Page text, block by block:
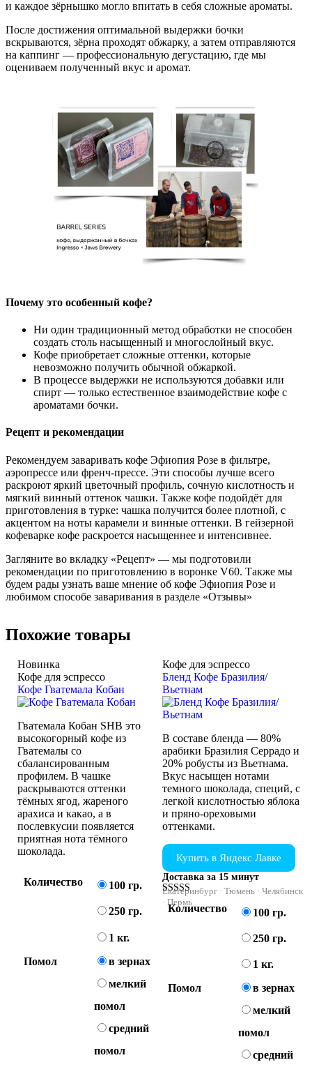
и каждое зёрнышко могло впитать в себя сложные ароматы.
После достижения оптимальной выдержки бочки
вскрываются, зёрна проходят обжарку, а затем отправляются
на каппинг — профессиональную дегустацию, где мы
оцениваем полученный вкус и аромат.
Почему это особенный кофе?
Ни один традиционный метод обработки не способен
создать столь насыщенный и многослойный вкус.
Кофе приобретает сложные оттенки, которые
невозможно получить обычной обжаркой.
В процессе выдержки не используются добавки или
спирт — только естественное взаимодействие кофе с
ароматами бочки.
Рецепт и рекомендации
Рекомендуем заваривать кофе Эфиопия Розе в фильтре,
аэропрессе или френч-прессе. Эти способы лучше всего
раскроют яркий цветочный профиль, сочную кислотность и
мягкий винный оттенок чашки. Также кофе подойдёт для
приготовления в турке: чашка получится более плотной, с
акцентом на ноты карамели и винные оттенки. В гейзерной
кофеварке кофе раскроется насыщеннее и интенсивнее.
Загляните во вкладку «Рецепт» — мы подготовили
рекомендации по приготовлению в воронке V60. Также мы
будем рады узнать ваше мнение об кофе Эфиопия Розе и
любимом способе заваривания в разделе «Отзывы»
Похожие товары
Кофе для эспрессо
Бленд Кофе Бразилия/
Вьетнам
В составе бленда — 80%
арабики Бразилия Серрадо и
20% робусты из Вьетнама.
Вкус насыщен нотами
темного шоколада, специй, с
легкой кислотностью яблока
и пряно-ореховыми
оттенками.
Купить в Яндекс Лавке
Доставка за 15 минут
Екатеринбург · Тюмень · Челябинск
· Пермь
Оценка
4.75
Количество 100 гр.
250 гр.
1 кг.
Помол
в зернах
мелкий
помол
средний
Новинка
Кофе для эспрессо
Кофе Гватемала Кобан
Гватемала Кобан SHB это
высокогорный кофе из
Гватемалы со
сбалансированным
профилем. В чашке
раскрываются оттенки
тёмных ягод, жареного
арахиса и какао, а в
послевкусии появляется
приятная нота тёмного
шоколада.
Количество 100 гр.
250 гр.
1 кг.
Помол
в зернах
мелкий
помол
средний
помол